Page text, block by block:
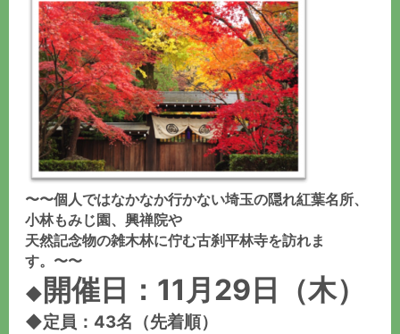
〜〜個人ではなかなか行かない埼玉の隠れ紅葉名所、
小林もみじ園、興禅院や
天然記念物の雑木林に佇む古刹平林寺を訪れま
す。〜〜
◆ 開催日：11月29日（木）
◆定員：43名（先着順）